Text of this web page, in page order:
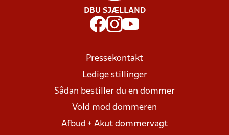
DBU SJÆLLAND
Pressekontakt
Ledige stillinger
Sådan bestiller du en dommer
Vold mod dommeren
Afbud + Akut dommervagt